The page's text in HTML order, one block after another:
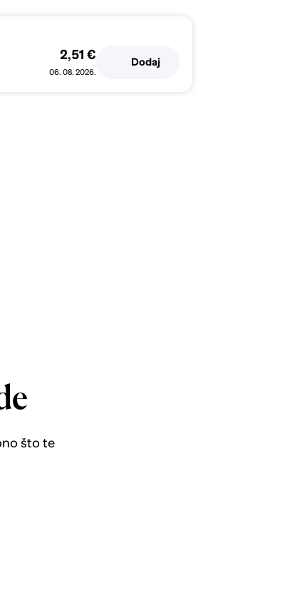
2,51 €
06. 08. 2026.
Dodaj
što te